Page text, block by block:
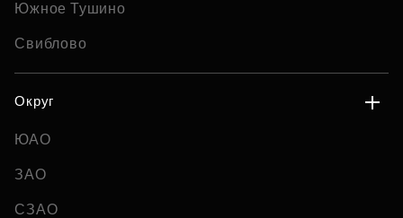
Южное Тушино
Свиблово
Округ
ЮАО
ЗАО
СЗАО